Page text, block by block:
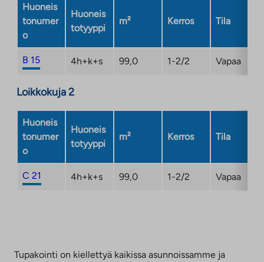
Huoneis
tonumer
o
Huoneis
totyyppi
m² Kerros Tila
B 15 4h+k+s 99,0 1-2/2 Vapaa
Loikkokuja 2
Huoneis
tonumer
o
Huoneis
totyyppi
m² Kerros Tila
C 21 4h+k+s 99,0 1-2/2 Vapaa
Tupakointi on kiellettyä kaikissa asunnoissamme ja